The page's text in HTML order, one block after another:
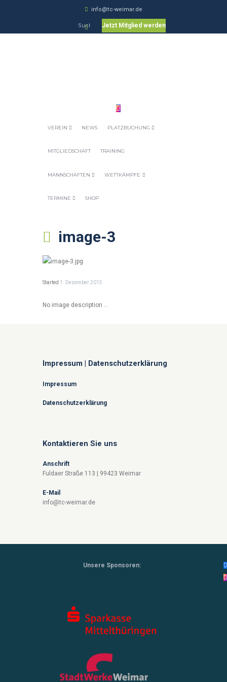
info@tc-weimar.de
Jetzt Mitglied werden
VEREIN NEWS PLATZBUCHUNG
MITGLIEDSCHAFT TRAINING
MANNSCHAFTEN WETTKÄMPFE
TERMINE SHOP
image-3
Started 1. Dezember 2015
No image description ...
Impressum | Datenschutzerklärung
Impressum
Datenschutzerklärung
Kontaktieren Sie uns
Anschrift
Fuldaer Straße 113 | 99423 Weimar
E-Mail
info@tc-weimar.de
Unsere Sponsoren: